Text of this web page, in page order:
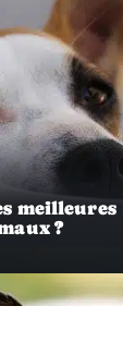
meilleures
?